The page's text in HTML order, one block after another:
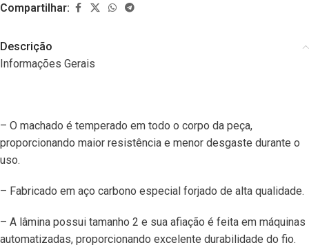
Compartilhar:
Descrição
Informações Gerais
– O machado é temperado em todo o corpo da peça,
proporcionando maior resistência e menor desgaste durante o
uso.
– Fabricado em aço carbono especial forjado de alta qualidade.
– A lâmina possui tamanho 2 e sua afiação é feita em máquinas
automatizadas, proporcionando excelente durabilidade do fio.